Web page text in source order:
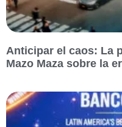
Anticipar el caos: La
Mazo Maza sobre la